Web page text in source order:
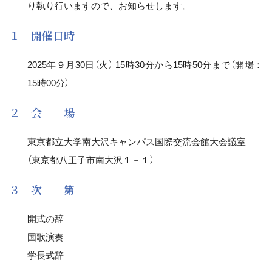
り執り行いますので、お知らせします。
１ 開催日時
2025年９月30日（火） 15時30分から15時50分まで（開場：
15時00分）
２ 会 場
東京都立大学南大沢キャンパス国際交流会館大会議室
（東京都八王子市南大沢１－１）
３ 次 第
開式の辞
国歌演奏
学長式辞